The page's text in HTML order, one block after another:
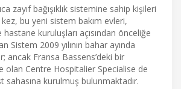
zayıf bağışıklık sistemine sahip kişileri
bu yeni sistem bakım evleri,
kuruluşları açısından önceliğe
Sistem 2009 yılının bahar ayında
ancak Fransa Bassens’deki bir
olan Centre Hospitalier Specialise de
sahasına kurulmuş bulunmaktadır.